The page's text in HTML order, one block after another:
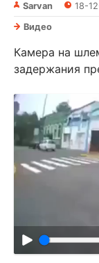
Sarvan 18-
Видео
Камера на
задержания